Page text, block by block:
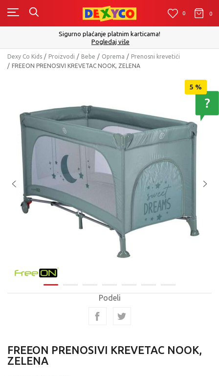
0 0
Sigurno plaćanje platnim karticama!
Pogledaj više
Dexy Co Kids Proizvodi Bebe Oprema
Prenosni krevetići
FREEON PRENOSIVI KREVETAC NOOK, ZELENA
5 %
Podeli
FREEON PRENOSIVI KREVETAC NOOK,
ZELENA